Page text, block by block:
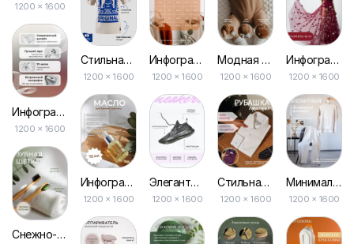
1200 × 1600
Инфографика для Маркетплейса в Розово-бежевом Градиенте
1200 × 1600
Снежно-белая Стильная Минималистичная Инфографика для Онлайн-магазина
Стильная Серая Футболка с Фото – Инфографика для Одежды на Маркетплейсы
1200 × 1600
Инфографика в Белом с Изображениями и Преимуществами для Маркетплейсов
1200 × 1600
Инфографика Размеров Одежды для Маркетплейсов
1200 × 1600
Элегантная и Современная Инфографика для Обуви на Маркетплейс
1200 × 1600
Модная Инфографика Коричневого Цвета для Одежды Детям на Маркетплейс
1200 × 1600
Стильная Промо-одежда: Инфографика для Маркетплейса
1200 × 1600
Инфографика Серея с Изображением Одежды для Маркетплейса
1200 × 1600
Минималистичная Белая Инфографика для Одежды на Маркетплейс
1200 × 1600